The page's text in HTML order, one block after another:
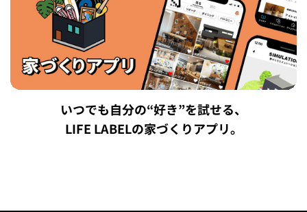
いつでも自分の“好き”を試せる、
LIFE LABELの家づくりアプリ。